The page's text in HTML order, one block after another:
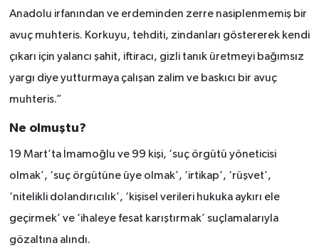
Anadolu irfanından ve erdeminden zerre nasiplenmemiş bir
avuç muhteris. Korkuyu, tehditi, zindanları göstererek kendi
çıkarı için yalancı şahit, iftiracı, gizli tanık üretmeyi bağımsız
yargı diye yutturmaya çalışan zalim ve baskıcı bir avuç
muhteris.”
Ne olmuştu?
19 Mart’ta İmamoğlu ve 99 kişi, ‘suç örgütü yöneticisi
olmak’, ‘suç örgütüne üye olmak’, ‘irtikap’, ‘rüşvet’,
‘nitelikli dolandırıcılık’, ‘kişisel verileri hukuka aykırı ele
geçirmek’ ve ‘ihaleye fesat karıştırmak’ suçlamalarıyla
gözaltına alındı.